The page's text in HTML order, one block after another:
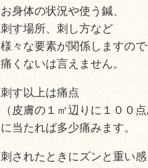
お身体の状況や使う鍼、
刺す場所、刺し方など
様々な要素が関係しますので
痛くないは言えません。
刺す以上は痛点
（皮膚の１㎡辺りに１００
に当たれば多少痛みます。
刺されたときにズンと重い感